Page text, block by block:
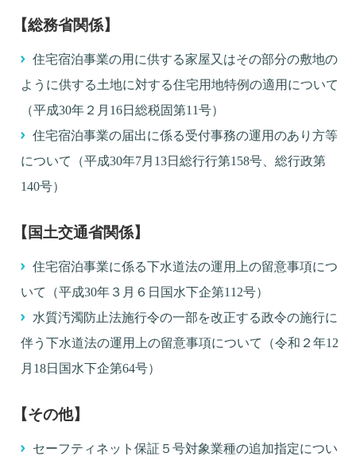
【総務省関係】
住宅宿泊事業の用に供する家屋又はその部分の敷地の
ように供する土地に対する住宅用地特例の適用について
（平成30年２月16日総税固第11号）
住宅宿泊事業の届出に係る受付事務の運用のあり方等
について（平成30年7月13日総行行第158号、総行政第
140号）
【国土交通省関係】
住宅宿泊事業に係る下水道法の運用上の留意事項につ
いて（平成30年３月６日国水下企第112号）
水質汚濁防止法施行令の一部を改正する政令の施行に
伴う下水道法の運用上の留意事項について（令和２年12
月18日国水下企第64号）
【その他】
セーフティネット保証５号対象業種の追加指定につい